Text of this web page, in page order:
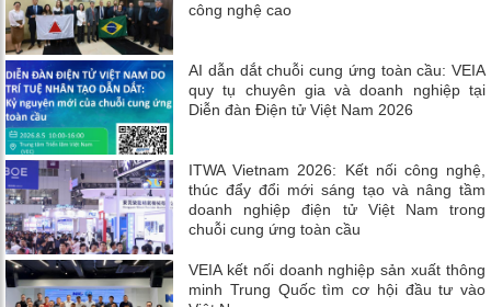
công nghệ cao
AI dẫn dắt chuỗi cung ứng toàn cầu: VEIA
quy tụ chuyên gia và doanh nghiệp tại
Diễn đàn Điện tử Việt Nam 2026
ITWA Vietnam 2026: Kết nối công nghệ,
thúc đẩy đổi mới sáng tạo và nâng tầm
doanh nghiệp điện tử Việt Nam trong
chuỗi cung ứng toàn cầu
VEIA kết nối doanh nghiệp sản xuất thông
minh Trung Quốc tìm cơ hội đầu tư vào